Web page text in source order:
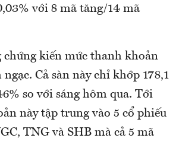
với 8 mã tăng/14 mã
chứng kiến mức thanh khoản
Cả sàn này chỉ khớp 178,1
so với sáng hôm qua. Tới
này tập trung vào 5 cổ phiếu
TNG và SHB mà cả 5 mã